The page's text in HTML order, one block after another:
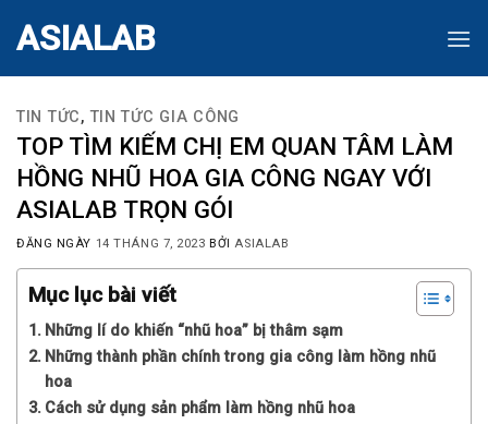
ASIALAB
TIN TỨC,TIN TỨC GIA CÔNG
TOP TÌM KIẾM CHỊ EM QUAN TÂM LÀM
HỒNG NHŨ HOA GIA CÔNG NGAY VỚI
ASIALAB TRỌN GÓI
ĐĂNG NGÀY 14 THÁNG 7, 2023 BỞIASIALAB
Mục lục bài viết
Những lí do khiến “nhũ hoa” bị thâm sạm
Những thành phần chính trong gia công làm hồng nhũ
hoa
Cách sử dụng sản phẩm làm hồng nhũ hoa